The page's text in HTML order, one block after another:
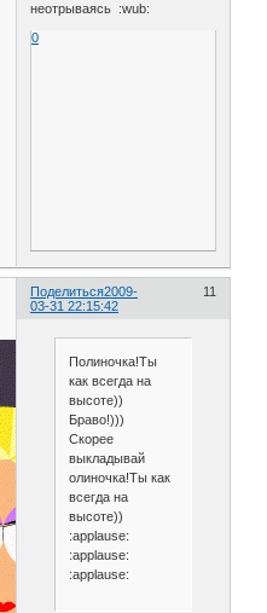
неотрываясь :wub:
0
Поделиться 11
2009-
03-31 22:15:42
Полиночка!Ты
как всегда на
высоте))
Браво!)))
Скорее
выкладывай
олиночка!Ты как
всегда на
высоте))
:applause:
:applause:
:applause: